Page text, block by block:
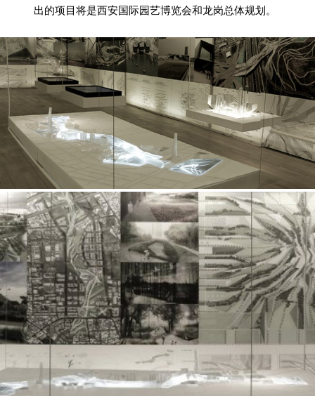
出的项目将是西安国际园艺博览会和龙岗总体规划。